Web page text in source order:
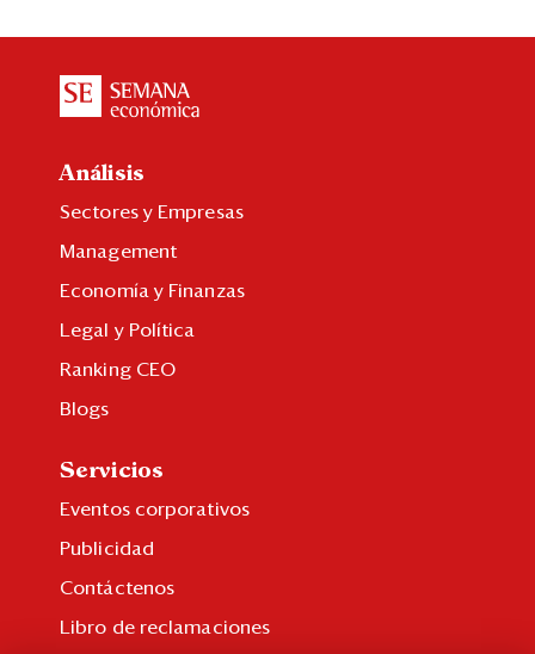
Análisis
Sectores y Empresas
Management
Economía y Finanzas
Legal y Política
Ranking CEO
Blogs
Servicios
Eventos corporativos
Publicidad
Contáctenos
Libro de reclamaciones